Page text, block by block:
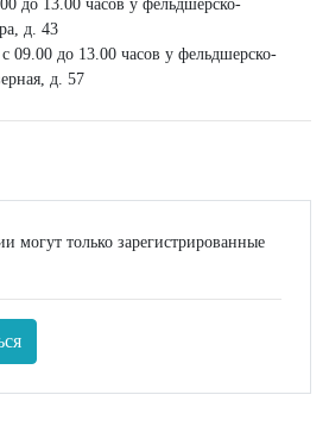
до 13.00 часов у фельдшерско-
д. 43
09.00 до 13.00 часов у фельдшерско-
д. 57
могут только зарегистрированные